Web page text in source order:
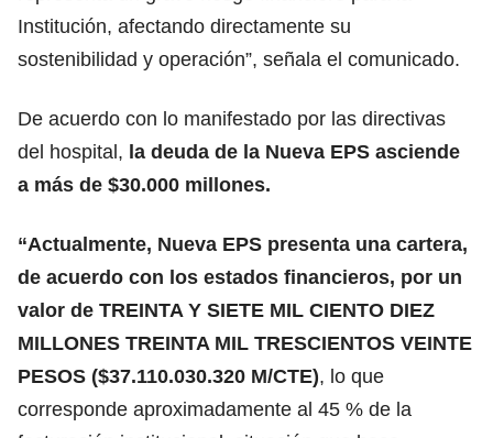
Institución, afectando directamente su
sostenibilidad y operación”, señala el comunicado.
De acuerdo con lo manifestado por las directivas
del hospital, la deuda de la Nueva EPS asciende
a más de $30.000 millones.
“Actualmente, Nueva EPS presenta una cartera,
de acuerdo con los estados financieros, por un
valor de TREINTA Y SIETE MIL CIENTO DIEZ
MILLONES TREINTA MIL TRESCIENTOS VEINTE
PESOS ($37.110.030.320 M/CTE), lo que
corresponde aproximadamente al 45 % de la